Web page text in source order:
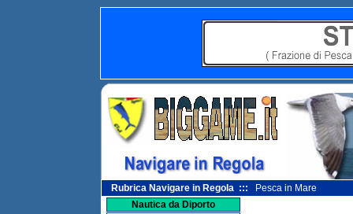
Rubrica Navigare in Regola :::
Pesca in Mare
Nautica da Diporto